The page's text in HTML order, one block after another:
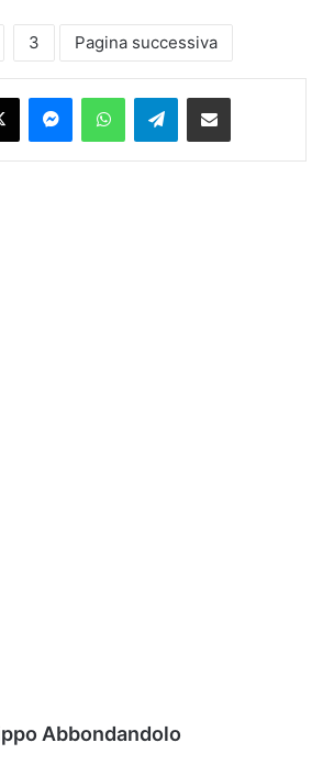
3 Pagina successiva
X MessengerWhatsAppTelegramCondividi via Email
Abbondandolo